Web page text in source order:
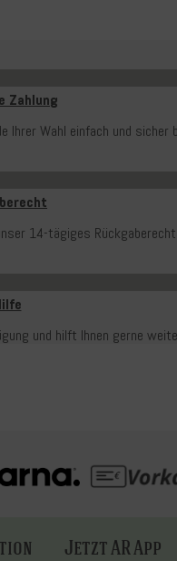
Zahlung
Ihrer Wahl einfach und sicher
14-tägiges Rückgaberecht
und hilft Ihnen gerne
Jetzt AR App